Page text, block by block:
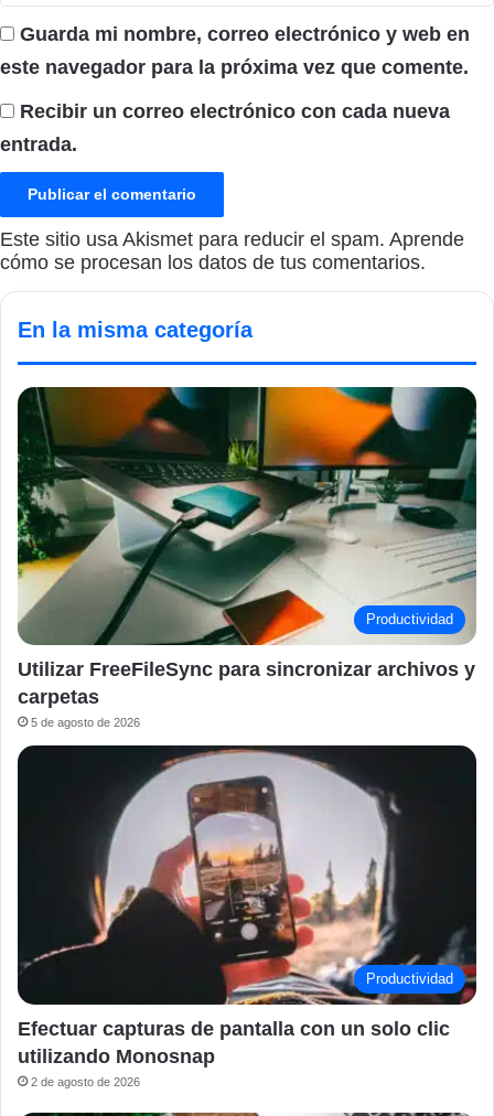
Guarda mi nombre, correo electrónico y web en
este navegador para la próxima vez que comente.
Recibir un correo electrónico con cada nueva
entrada.
Este sitio usa Akismet para reducir el spam. Aprende
cómo se procesan los datos de tus comentarios.
En la misma categoría
Productividad
Utilizar FreeFileSync para sincronizar archivos y
carpetas
5 de agosto de 2026
Productividad
Efectuar capturas de pantalla con un solo clic
utilizando Monosnap
2 de agosto de 2026